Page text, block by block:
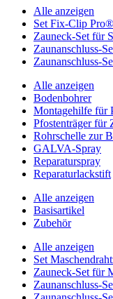
Alle anzeigen
Set Fix-Clip Pro®
Zauneck-Set für
Zaunanschluss-
Zaunanschluss-
Alle anzeigen
Bodenbohrer
Montagehilfe für
Pfostenträger für
Rohrschelle zur
GALVA-Spray
Reparaturspray
Reparaturlackstift
Alle anzeigen
Basisartikel
Zubehör
Alle anzeigen
Set
Zauneck-Set für
Zaunanschluss-